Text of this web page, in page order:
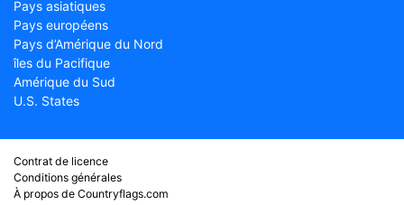
Pays asiatiques
Pays européens
Pays d’Amérique du Nord
îles du Pacifique
Amérique du Sud
U.S. States
Contrat de licence
Conditions générales
À propos de Countryflags.com